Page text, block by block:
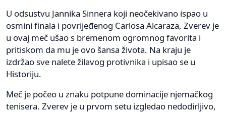
U odsustvu Jannika Sinnera koji neočekivano ispao u
osmini finala i povrijeđenog Carlosa Alcaraza, Zverev je
u ovaj meč ušao s bremenom ogromnog favorita i
pritiskom da mu je ovo šansa života. Na kraju je
izdržao sve nalete žilavog protivnika i upisao se u
Historiju.
Meč je počeo u znaku potpune dominacije njemačkog
tenisera. Zverev je u prvom setu izgledao nedodirljivo,